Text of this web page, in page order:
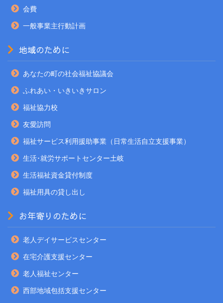
会費
一般事業主行動計画
地域のために
あなたの町の社会福祉協議会
ふれあい・いきいきサロン
福祉協力校
友愛訪問
福祉サービス利用援助事業（日常生活自立支援事業）
生活･就労サポートセンター土岐
生活福祉資金貸付制度
福祉用具の貸し出し
お年寄りのために
老人デイサービスセンター
在宅介護支援センター
老人福祉センター
西部地域包括支援センター